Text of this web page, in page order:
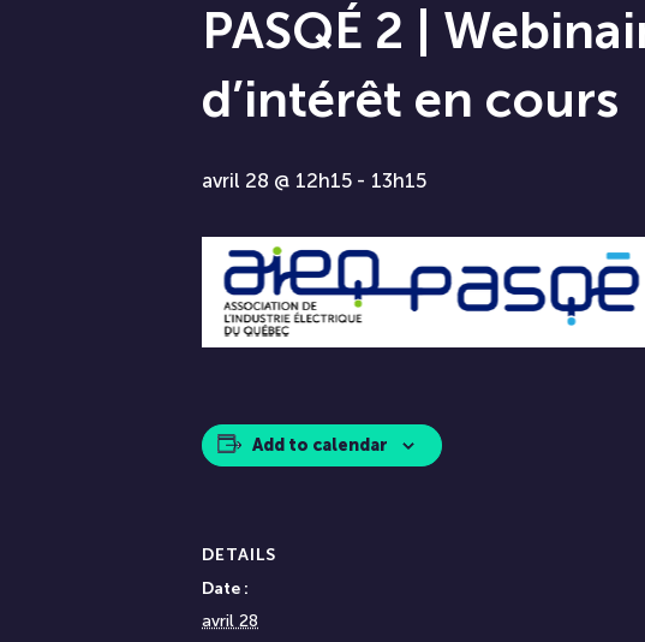
PASQÉ 2 |
d’intérêt en cours
avril 28 @ 12h15 - 13h15
Add to calendar
DETAILS
Date :
avril 28